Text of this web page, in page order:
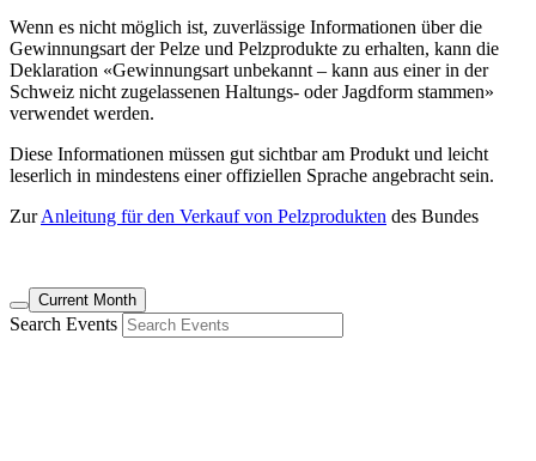
Wenn es nicht möglich ist, zuverlässige Informationen über die
Gewinnungsart der Pelze und Pelzprodukte zu erhalten, kann die
Deklaration «Gewinnungsart unbekannt – kann aus einer in der
Schweiz nicht zugelassenen Haltungs- oder Jagdform stammen»
verwendet werden.
Diese Informationen müssen gut sichtbar am Produkt und leicht
leserlich in mindestens einer offiziellen Sprache angebracht sein.
ZurAnleitung für den Verkauf von Pelzprodukten des Bundes
Current Month
Search Events